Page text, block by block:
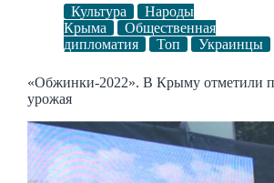
Культура
Народы
Крыма
Общественная
дипломатия
Топ Украинцы
«Обжинки-2022». В Крыму отметили
урожая